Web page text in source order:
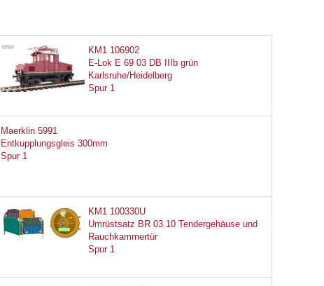
KM1 106902
E-Lok E 69 03 DB IIIb grün
Karlsruhe/Heidelberg
Spur 1
Maerklin 5991
Entkupplungsgleis 300mm
Spur 1
KM1 100330U
Umrüstsatz BR 03.10 Tendergehäuse und
Rauchkammertür
Spur 1